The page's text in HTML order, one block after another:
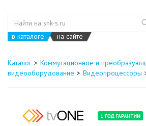
в каталоге на сайте
Каталог
Коммутационное и
видеооборудование
Видеопроцессоры